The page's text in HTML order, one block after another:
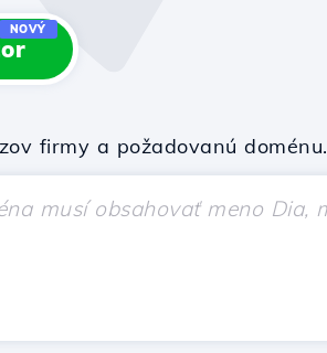
NOVÝ
firmy a požadovanú doménu.